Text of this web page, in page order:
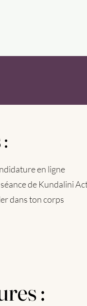
en ligne
de Kundalini
dans ton corps
:
: